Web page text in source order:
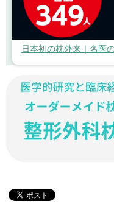
日本初の枕外来｜名医